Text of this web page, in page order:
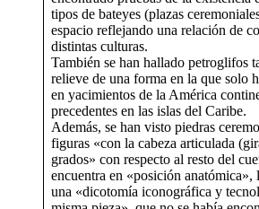
tipos de bateyes (plazas
espacio reflejando una relación de
distintas culturas.
También se han hallado petroglifos
relieve de una forma en la que solo
en yacimientos de la América
precedentes en las islas del Caribe.
Además, se han visto piedras
figuras «con la cabeza articulada
grados» con respecto al resto del
encuentra en «posición anatómica»,
una «dicotomía iconográfica y